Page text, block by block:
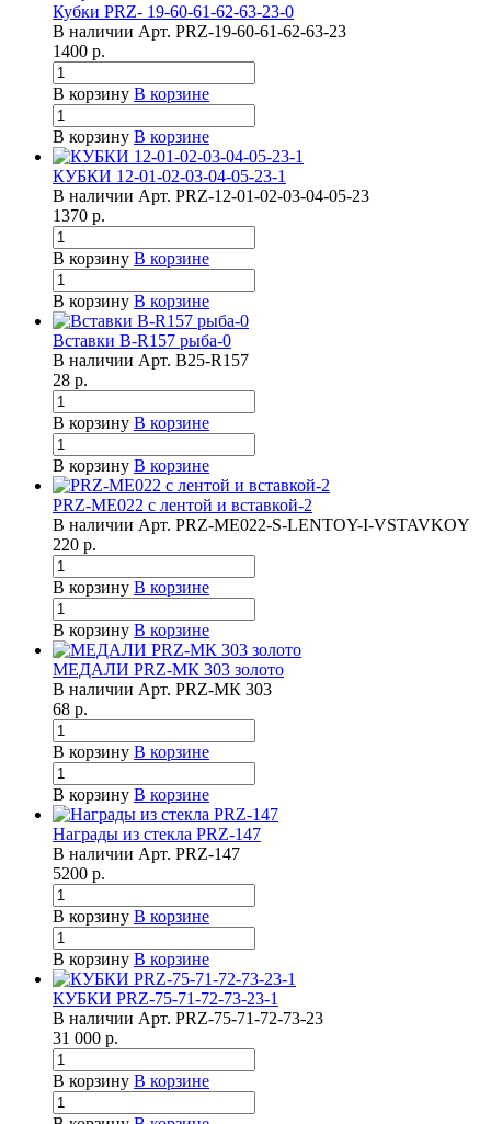
Кубки PRZ- 19-60-61-62-63-23-0
В наличии Арт. PRZ-19-60-61-62-63-23
1400 р.
В корзину В корзине
В корзину В корзине
КУБКИ 12-01-02-03-04-05-23-1
В наличии Арт. PRZ-12-01-02-03-04-05-23
1370 р.
В корзину В корзине
В корзину В корзине
Вставки B-R157 рыба-0
В наличии Арт. B25-R157
28 р.
В корзину В корзине
В корзину В корзине
PRZ-ME022 с лентой и вставкой-2
В наличии Арт. PRZ-ME022-S-LENTOY-I-VSTAVKOY
220 р.
В корзину В корзине
В корзину В корзине
МЕДАЛИ PRZ-МК 303 золото
В наличии Арт. PRZ-МК 303
68 р.
В корзину В корзине
В корзину В корзине
Награды из стекла PRZ-147
В наличии Арт. PRZ-147
5200 р.
В корзину В корзине
В корзину В корзине
КУБКИ PRZ-75-71-72-73-23-1
В наличии Арт. PRZ-75-71-72-73-23
31 000 р.
В корзину В корзине